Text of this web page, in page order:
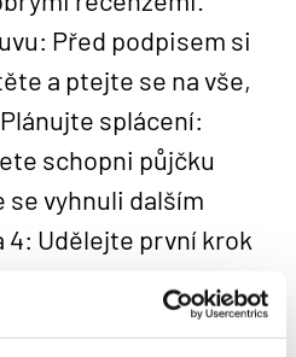
Před podpisem si
a ptejte se na vše,
splácení:
schopni půjčku
vyhnuli dalším
4: Udělejte první krok
Rychlá nebankovní